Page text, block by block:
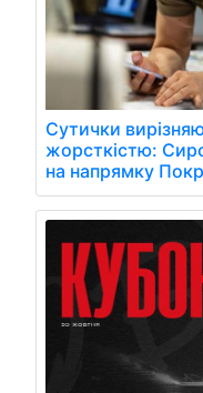
Сутички
жорсткістю:
на напрямку